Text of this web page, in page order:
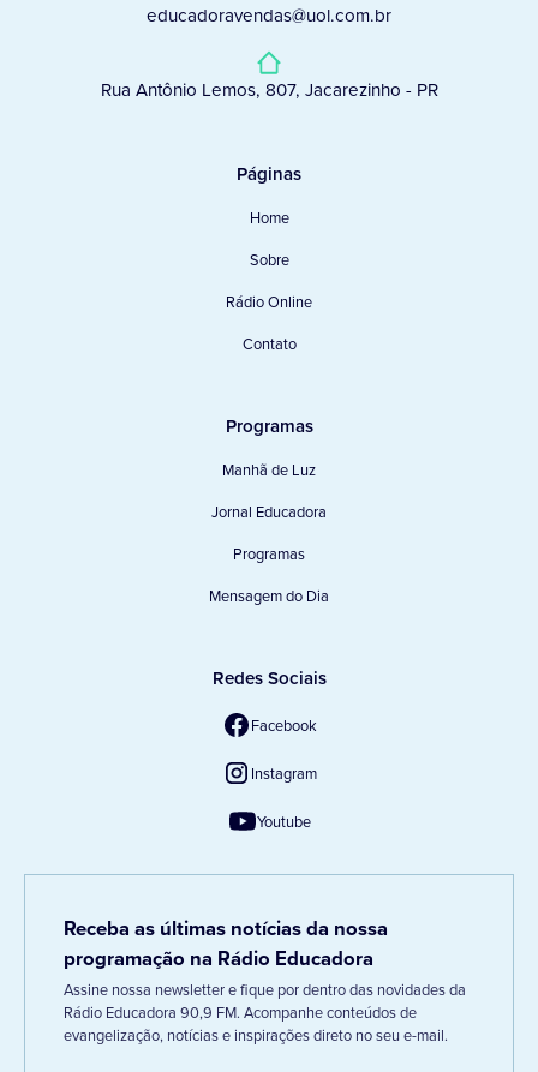
educadoravendas@uol.com.br
Rua Antônio Lemos, 807, Jacarezinho - PR
Páginas
Home
Sobre
Rádio Online
Contato
Programas
Manhã de Luz
Jornal Educadora
Programas
Mensagem do Dia
Redes Sociais
Facebook
Instagram
Youtube
Receba as últimas notícias da nossa
programação na Rádio Educadora
Assine nossa newsletter e fique por dentro das novidades da
Rádio Educadora 90,9 FM. Acompanhe conteúdos de
evangelização, notícias e inspirações direto no seu e-mail.